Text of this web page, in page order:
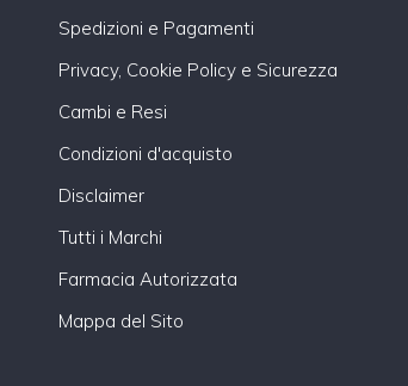
Spedizioni e Pagamenti
Privacy, Cookie Policy e Sicurezza
Cambi e Resi
Condizioni d'acquisto
Disclaimer
Tutti i Marchi
Farmacia Autorizzata
Mappa del Sito